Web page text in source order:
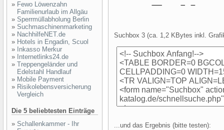
» Fewo Löwenzahn
Familienurlaub im Allgäu
» Sperrmüllabholung Berlin
» Suchmaschinenmarketing
» NachhilfeNET.de
» Hotels in Engadin, Scuol
» Inkasso Merkur
» Internetlinks24.de
» Treppengeländer und
Edelstahl Handlauf
» Mobile Payment
» Risikolebensversicherung
Vergleich
Die 5 beliebtesten Einträge
» Schallenkammer - Ihr
Suchbox 3 (ca. 1,2 KBytes inkl.
...und das Ergebnis (bitte testen):